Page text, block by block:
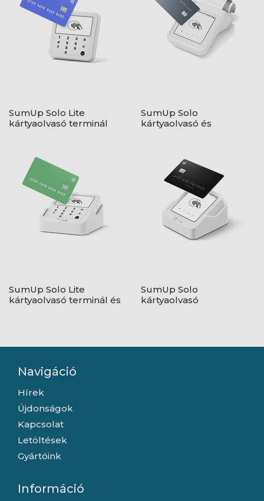
SumUp Solo Lite
kártyaolvasó terminál
SumUp Solo
kártyaolvasó és
SumUp Solo Lite
kártyaolvasó terminál és
SumUp Solo
kártyaolvasó
Navigáció
Hírek
Újdonságok
Kapcsolat
Letöltések
Gyártóink
Információ